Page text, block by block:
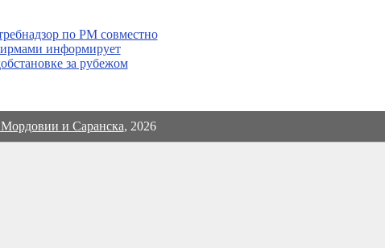
по РМ совместно
информирует
за рубежом
и Саранска, 2026